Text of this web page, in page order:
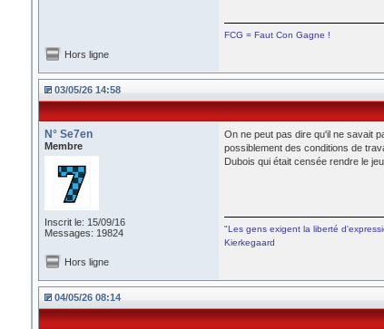
FCG = Faut Con Gagne !
Hors ligne
03/05/26 14:58
N° Se7en
Membre
Inscrit le: 15/09/16
Messages: 19824
On ne peut pas dire qu'il ne savait
possiblement des conditions de
Dubois qui était censée rendre le
"Les gens exigent la liberté
Kierkegaard
Hors ligne
04/05/26 08:14